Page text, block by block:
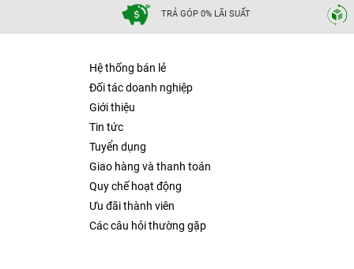
TRẢ GÓP 0% LÃI SUẤT
Hệ thống bán lẻ
Đối tác doanh nghiệp
Giới thiệu
Tin tức
Tuyển dụng
Giao hàng và thanh toán
Quy chế hoạt động
Ưu đãi thành viên
Các câu hỏi thường gặp